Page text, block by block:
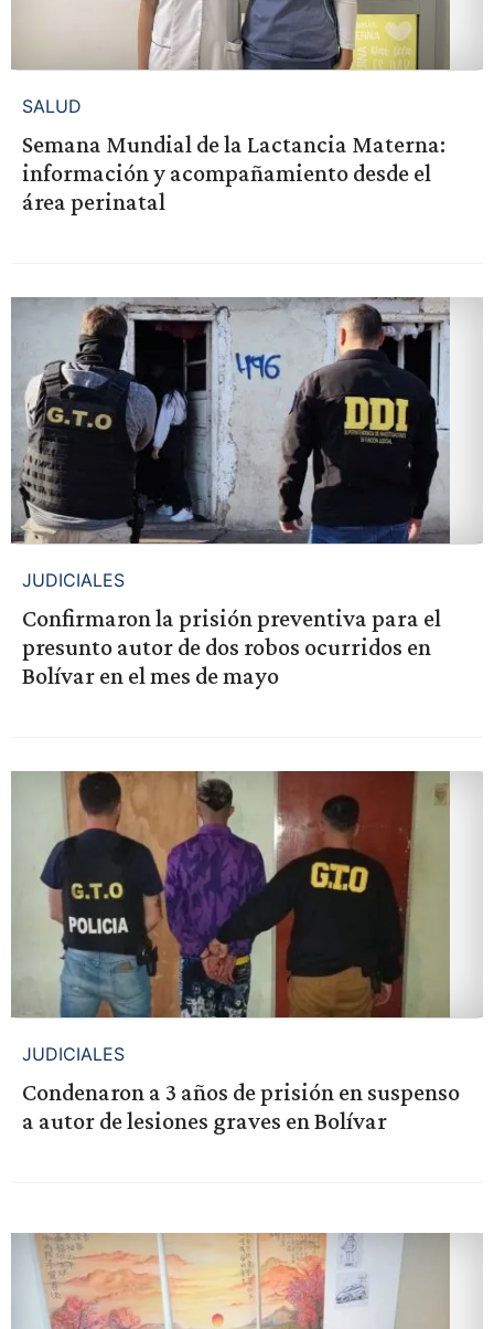
SALUD
Semana Mundial de la Lactancia Materna:
información y acompañamiento desde el
área perinatal
JUDICIALES
Confirmaron la prisión preventiva para el
presunto autor de dos robos ocurridos en
Bolívar en el mes de mayo
JUDICIALES
Condenaron a 3 años de prisión en suspenso
a autor de lesiones graves en Bolívar